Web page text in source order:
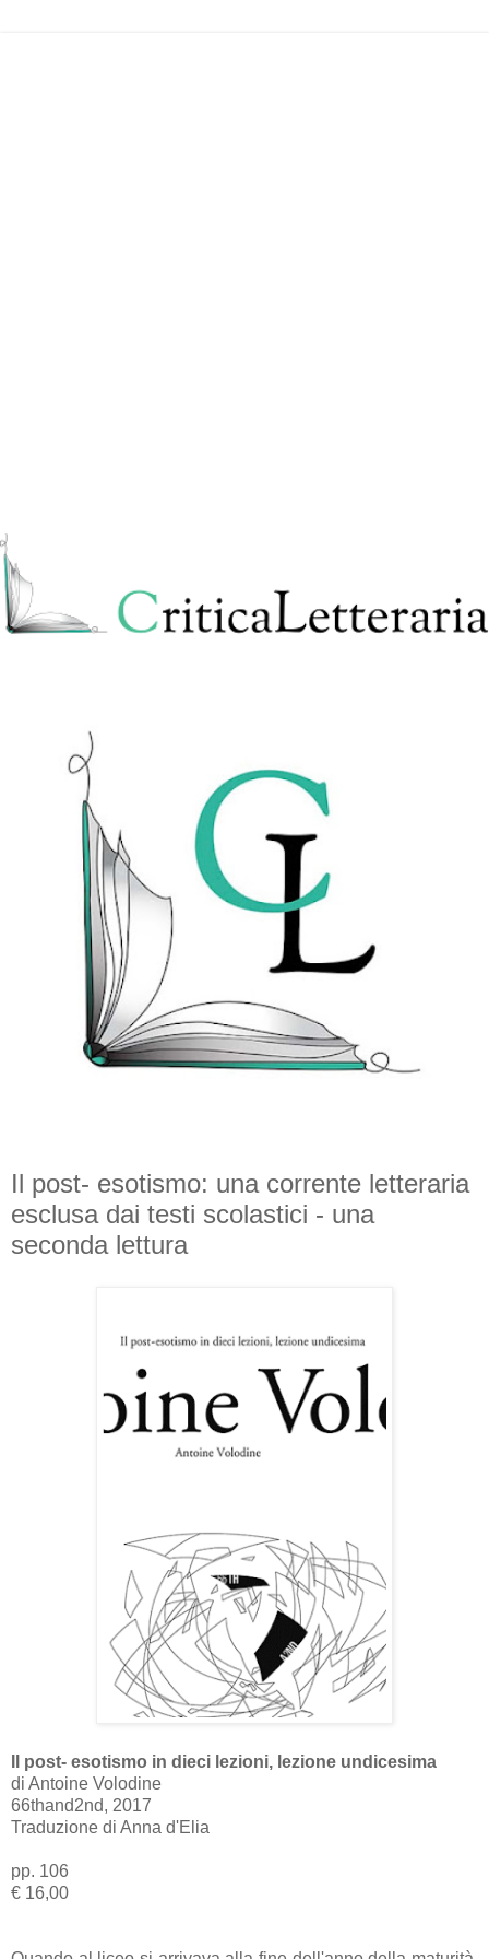
Il post- esotismo: una corrente letteraria
esclusa dai testi scolastici - una
seconda lettura
Il post- esotismo in dieci lezioni, lezione undicesima
di Antoine Volodine
66thand2nd, 2017
Traduzione di Anna d'Elia
pp. 106
€ 16,00